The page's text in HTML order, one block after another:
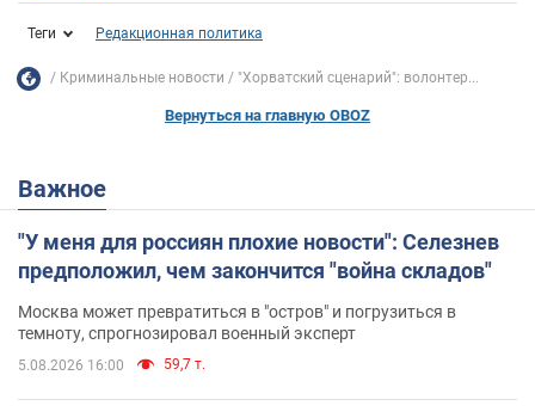
Теги Редакционная политика
Криминальные новости "Хорватский сценарий": волонтер...
Вернуться на главную OBOZ
Важное
"У меня для россиян плохие новости": Селезнев
предположил, чем закончится "война складов"
Москва может превратиться в "остров" и погрузиться в
темноту, спрогнозировал военный эксперт
5.08.2026 16:00 59,7 т.